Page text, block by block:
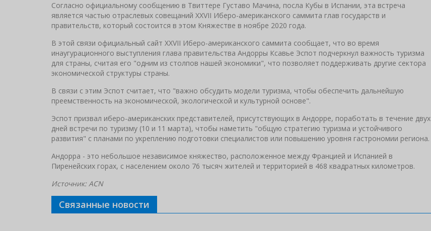
Согласно официальному сообщению в Твиттере Густаво Мачина, посла Кубы в Испании, эта встреча
является частью отраслевых совещаний XXVII Иберо-американского саммита глав государств и
правительств, который состоится в этом Княжестве в ноябре 2020 года.
В этой связи официальный сайт XXVII Иберо-американского саммита сообщает, что во время
инаугурационного выступления глава правительства Андорры Ксавье Эспот подчеркнул важность туризма
для страны, считая его "одним из столпов нашей экономики", что позволяет поддерживать другие сектора
экономической структуры страны.
В связи с этим Эспот считает, что "важно обсудить модели туризма, чтобы обеспечить дальнейшую
преемственность на экономической, экологической и культурной основе".
Эспот призвал иберо-американских представителей, присутствующих в Андорре, поработать в течение двух
дней встречи по туризму (10 и 11 марта), чтобы наметить "общую стратегию туризма и устойчивого
развития" с планами по укреплению подготовки специалистов или повышению уровня гастрономии региона.
Андорра - это небольшое независимое княжество, расположенное между Францией и Испанией в
Пиренейских горах, с населением около 76 тысяч жителей и территорией в 468 квадратных километров.
Источник: ACN
Связанные новости